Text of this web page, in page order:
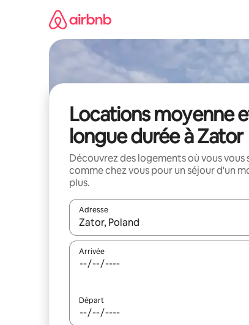
Locations moyenne
longue durée à Zator
Découvrez des logements où vous vous
comme chez vous pour un séjour d'un
plus.
Adresse
Lorsque les résultats s'affichent, utilisez
Arrivée
Départ